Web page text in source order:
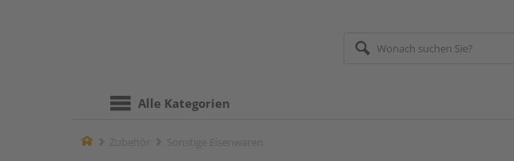
Alle Kategorien
Home